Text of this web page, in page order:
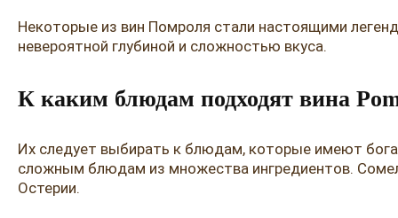
Некоторые из вин Помроля стали настоящими
невероятной глубиной и сложностью вкуса.
К каким блюдам подходят вина
Их следует выбирать к блюдам, которые имеют
сложным блюдам из множества ингредиентов.
Остерии.